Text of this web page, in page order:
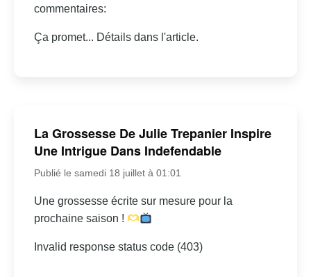
commentaires:
Ça promet... Détails dans l'article.
La Grossesse De Julie Trepanier Inspire
Une Intrigue Dans Indefendable
Publié le samedi 18 juillet à 01:01
Une grossesse écrite sur mesure pour la
prochaine saison !
Invalid response status code (403)